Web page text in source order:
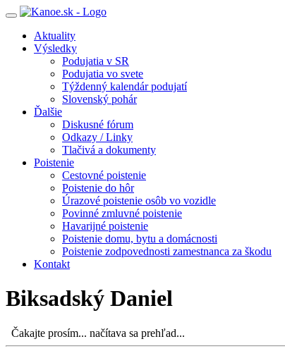
Toggle
navigationAktuality
Výsledky
Podujatia v SR
Podujatia vo svete
Týždenný kalendár podujatí
Slovenský pohár
Ďalšie
Diskusné fórum
Odkazy / Linky
Tlačivá a dokumenty
Poistenie
Cestovné poistenie
Poistenie do hôr
Úrazové poistenie osôb vo vozidle
Povinné zmluvné poistenie
Havarijné poistenie
Poistenie domu, bytu a domácnosti
Poistenie zodpovednosti zamestnanca za škodu
Kontakt
Biksadský Daniel
Čakajte prosím... načítava sa prehľad...